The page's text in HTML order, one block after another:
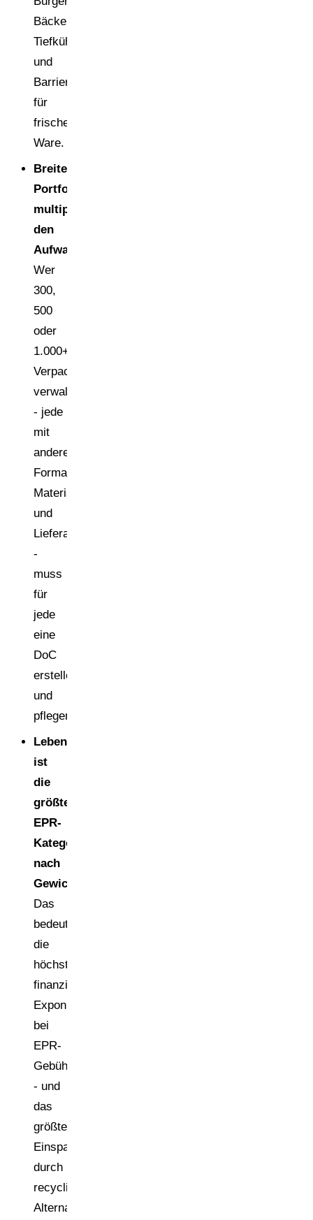
Bäckereikartons,
Tiefkühlschalen
und
Barriereverpackungen
für
frische
Ware.
Breite
Portfolios
multiplizieren
den
Aufwand.
Wer
300,
500
oder
1.000+
Verpackungsarten
verwaltet
- jede
mit
anderen
Formaten,
Materialien
und
Lieferanten
-
muss
für
jede
eine
DoC
erstellen
und
pflegen.
Lebensmittelverpackung
ist
die
größte
EPR-
Kategorie
nach
Gewicht.
Das
bedeutet
die
höchste
finanzielle
Exponierung
bei
EPR-
Gebühren
- und
das
größte
Einsparpotenzial
durch
recyclingfähige
Alternativen.